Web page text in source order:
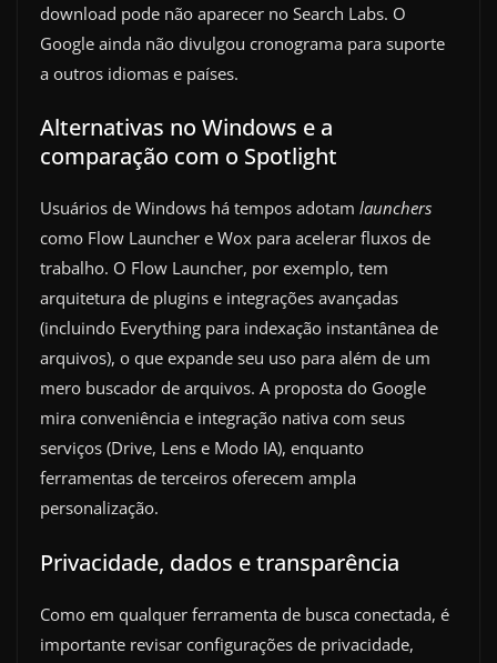
download pode não aparecer no Search Labs. O
Google ainda não divulgou cronograma para suporte
a outros idiomas e países.
Alternativas no Windows e a
comparação com o Spotlight
Usuários de Windows há tempos adotam launchers
como Flow Launcher e Wox para acelerar fluxos de
trabalho. O Flow Launcher, por exemplo, tem
arquitetura de plugins e integrações avançadas
(incluindo Everything para indexação instantânea de
arquivos), o que expande seu uso para além de um
mero buscador de arquivos. A proposta do Google
mira conveniência e integração nativa com seus
serviços (Drive, Lens e Modo IA), enquanto
ferramentas de terceiros oferecem ampla
personalização.
Privacidade, dados e transparência
Como em qualquer ferramenta de busca conectada, é
importante revisar configurações de privacidade,